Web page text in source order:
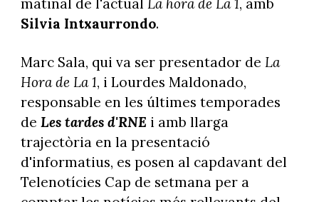
Silvia Intxaurrondo.
Marc Sala, qui va ser presentador de La
Hora de La 1, i Lourdes Maldonado,
responsable en les últimes temporades
de Les tardes d'RNE i amb llarga
trajectòria en la presentació
d'informatius, es posen al capdavant del
Telenotícies Cap de setmana per a